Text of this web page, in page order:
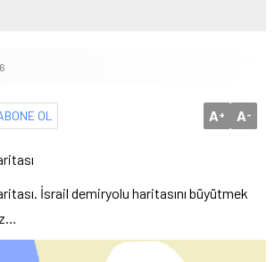
OL A+ A-
İsrail demiryolu haritasını büyütmek